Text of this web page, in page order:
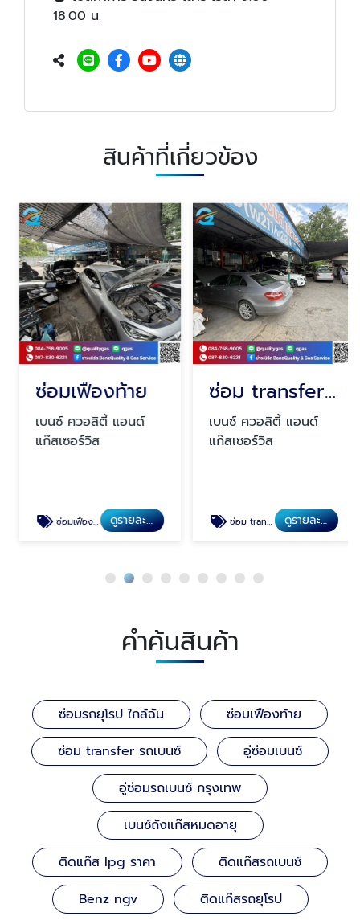
18.00 น.
สินค้าที่เกี่ยวข้อง
ซ่อมเฟืองท้าย
เบนซ์ ควอลิตี้ แอนด์
แก๊สเซอร์วิส
ซ่อมเฟืองท้าย ดูรายละเอียด
ซ่อม transfer รถเบนซ์
เบนซ์ ควอลิตี้ แอนด์
แก๊สเซอร์วิส
ซ่อม transfer รถเบนซ์ ดูรายละเอียด
คำค้นสินค้า
ซ่อมรถยุโรป ใกล้ฉัน
ซ่อมเฟืองท้าย
ซ่อม transfer รถเบนซ์
อู่ซ่อมเบนซ์
อู่ซ่อมรถเบนซ์ กรุงเทพ
เบนซ์ถังแก๊สหมดอายุ
ติดแก๊ส lpg ราคา
ติดแก๊สรถเบนซ์
Benz ngv
ติดแก๊สรถยุโรป